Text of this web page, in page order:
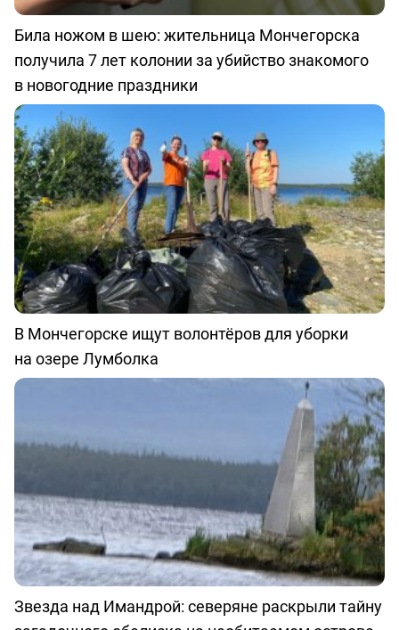
Била ножом в шею: жительница Мончегорска
получила 7 лет колонии за убийство знакомого
в новогодние праздники
В Мончегорске ищут волонтёров для уборки
на озере Лумболка
Звезда над Имандрой: северяне раскрыли тайну